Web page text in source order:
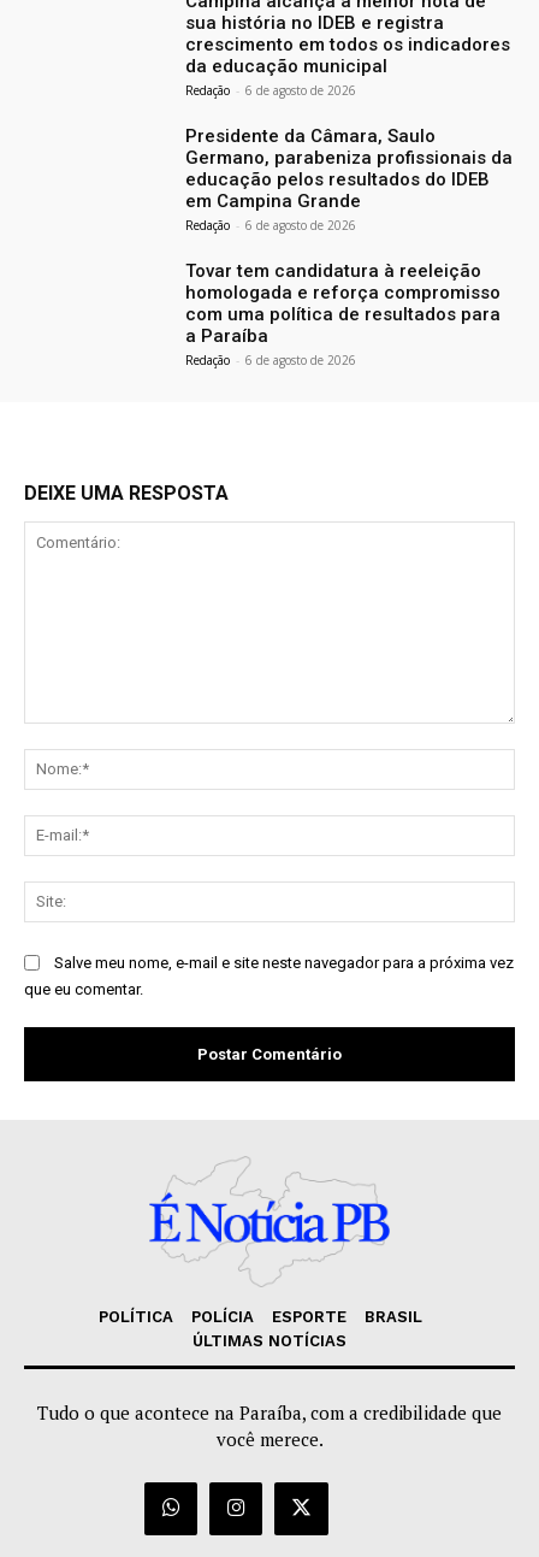
sua história no IDEB e registra
crescimento em todos os indicadores
da educação municipal
Redação - 6 de agosto de 2026
Presidente da Câmara, Saulo
Germano, parabeniza profissionais da
educação pelos resultados do IDEB
em Campina Grande
Redação - 6 de agosto de 2026
Tovar tem candidatura à reeleição
homologada e reforça compromisso
com uma política de resultados para
a Paraíba
Redação - 6 de agosto de 2026
DEIXE UMA RESPOSTA
Salve meu nome, e-mail e site neste navegador para a próxima vez
que eu comentar.
POLÍTICA POLÍCIA ESPORTE
BRASIL
ÚLTIMAS NOTÍCIAS
Tudo o que acontece na Paraíba, com a credibilidade que
você merece.